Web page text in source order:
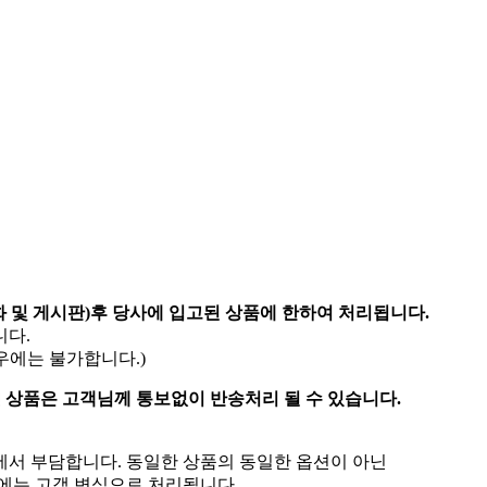
게시판)후 당사에 입고된 상품에 한하여 처리됩니다.
다.
에는 불가합니다.)
품은 고객님께 통보없이 반송처리 될 수 있습니다.
부담합니다. 동일한 상품의 동일한 옵션이 아닌